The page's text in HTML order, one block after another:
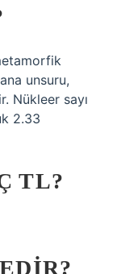
unsuru,
Nükleer sayı
2.33
TL?